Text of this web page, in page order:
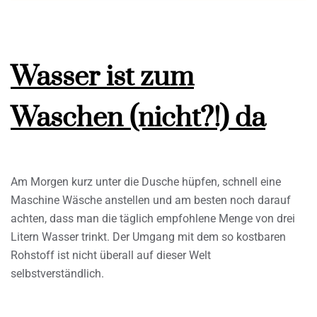
Wasser ist zum
Waschen (nicht?!) da
Am Morgen kurz unter die Dusche hüpfen, schnell eine
Maschine Wäsche anstellen und am besten noch darauf
achten, dass man die täglich empfohlene Menge von drei
Litern Wasser trinkt. Der Umgang mit dem so kostbaren
Rohstoff ist nicht überall auf dieser Welt
selbstverständlich.